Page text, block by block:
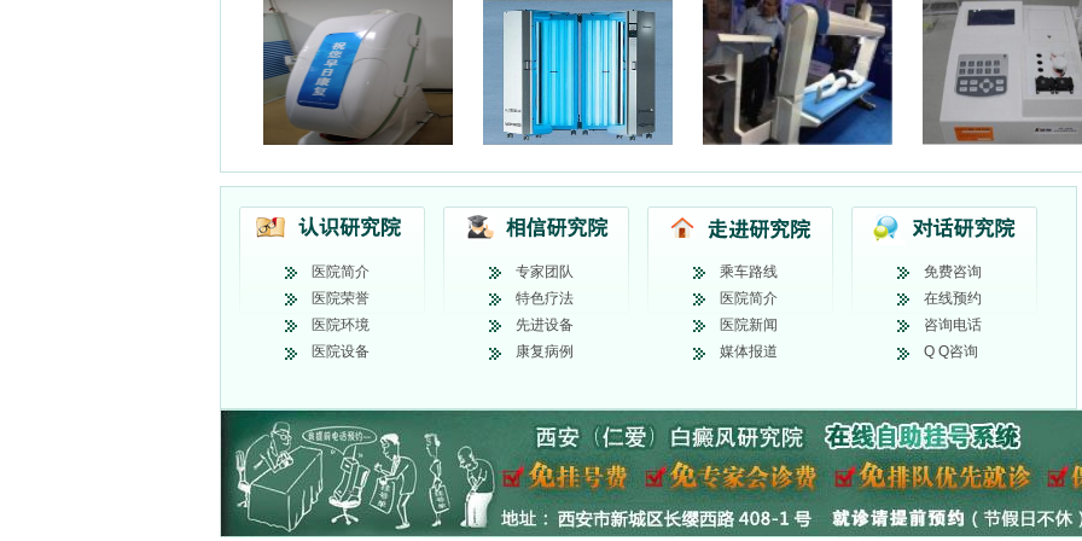
医院简介
医院荣誉
医院环境
医院设备
专家团队
特色疗法
先进设备
康复病例
乘车路线
医院简介
医院新闻
媒体报道
免费咨询
在线预约
咨询电话
Q Q咨询